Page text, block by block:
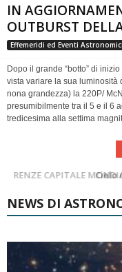
IN
OUTBURST
Effemeridi ed Eventi Astronomici
Dopo il grande “botto” di
vista variare la sua
nona grandezza) la 220P/
presumibilmente tra il 5 e il 6
tredicesima alla settima
Cielo del
SUPERNOVAE
NEWS DI